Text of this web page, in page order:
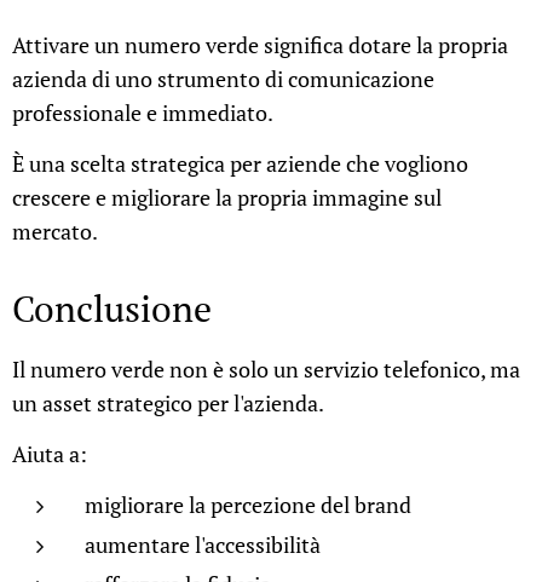
Attivare un numero verde significa dotare la propria
azienda di uno strumento di comunicazione
professionale e immediato.
È una scelta strategica per aziende che vogliono
crescere e migliorare la propria immagine sul
mercato.
Conclusione
Il numero verde non è solo un servizio telefonico, ma
un asset strategico per l'azienda.
Aiuta a:
migliorare la percezione del brand
aumentare l'accessibilità